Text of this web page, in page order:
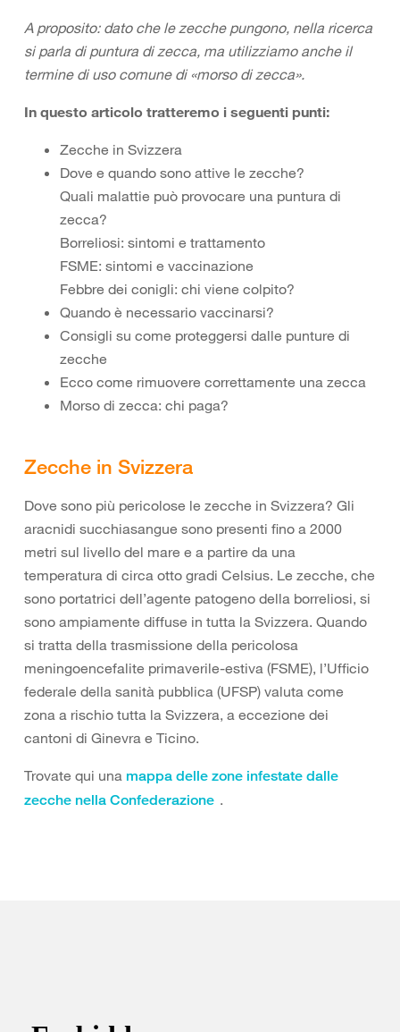
A proposito: dato che le zecche pungono, nella ricerca
si parla di puntura di zecca, ma utilizziamo anche il
termine di uso comune di «morso di zecca».
In questo articolo tratteremo i seguenti punti:
Zecche in Svizzera
Dove e quando sono attive le zecche?
Quali malattie può provocare una puntura di
zecca?
Borreliosi: sintomi e trattamento
FSME: sintomi e vaccinazione
Febbre dei conigli: chi viene colpito?
Quando è necessario vaccinarsi?
Consigli su come proteggersi dalle punture di
zecche
Ecco come rimuovere correttamente una zecca
Morso di zecca: chi paga?
Zecche in Svizzera
Dove sono più pericolose le zecche in Svizzera? Gli
aracnidi succhiasangue sono presenti fino a 2000
metri sul livello del mare e a partire da una
temperatura di circa otto gradi Celsius. Le zecche, che
sono portatrici dell’agente patogeno della borreliosi, si
sono ampiamente diffuse in tutta la Svizzera. Quando
si tratta della trasmissione della pericolosa
meningoencefalite primaverile-estiva (FSME), l’Ufficio
federale della sanità pubblica (UFSP) valuta come
zona a rischio tutta la Svizzera, a eccezione dei
cantoni di Ginevra e Ticino.
Trovate qui una mappa delle zone infestate dalle
zecche nella Confederazione .